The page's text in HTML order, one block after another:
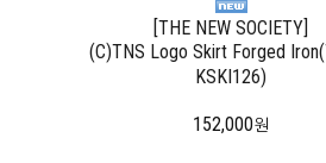
[THE NEW SOCIETY]
(C)TNS Logo Skirt Forged
KSKI126)
152,000원